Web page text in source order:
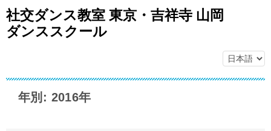
社交ダンス教室 東京・吉祥寺 山岡
ダンススクール
年別: 2016年